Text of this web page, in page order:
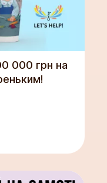
000 грн на